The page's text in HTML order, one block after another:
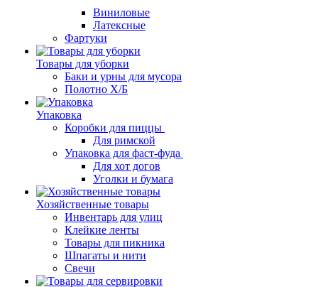
Виниловые
Латексные
Фартуки
Товары для уборки
Баки и урны для мусора
Полотно Х/Б
Упаковка
Коробки для пиццы
Для римской
Упаковка для фаст-фуда
Для хот догов
Уголки и бумага
Хозяйственные товары
Инвентарь для улиц
Клейкие ленты
Товары для пикника
Шпагаты и нити
Свечи